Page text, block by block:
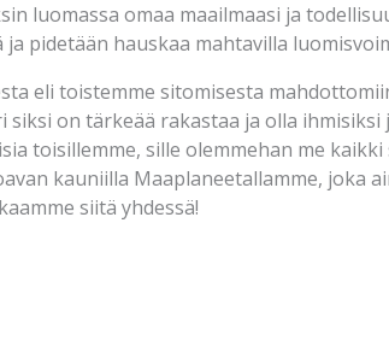
luomassa omaa maailmaasi ja
pidetään hauskaa mahtavilla
eli toistemme sitomisesta
on tärkeää rakastaa ja olla
toisillemme, sille olemmehan me
kauniilla Maaplaneetallamme, joka
siitä yhdessä!